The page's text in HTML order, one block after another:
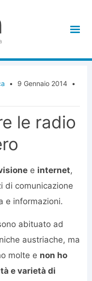
• 9 Gennaio 2014 •
le radio
e internet,
di comunicazione
e informazioni.
abituato ad
austriache, ma
molte e non ho
e varietà di